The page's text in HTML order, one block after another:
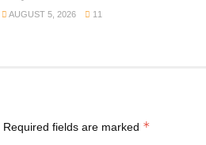
AUGUST 5, 2026 11
Required fields are marked *